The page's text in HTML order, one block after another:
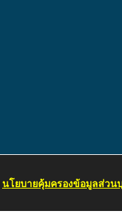
หน้
นโยบายคุ้มครองข้อมูลส่วน